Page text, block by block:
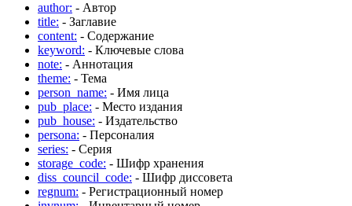
author: - Автор
title: - Заглавие
content: - Содержание
keyword: - Ключевые слова
note: - Аннотация
theme: - Тема
person_name: - Имя лица
pub_place: - Место издания
pub_house: - Издательство
persona: - Персоналия
series: - Серия
storage_code: - Шифр хранения
diss_council_code: - Шифр диссовета
regnum: - Регистрационный номер